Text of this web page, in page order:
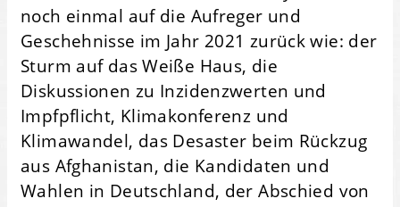
noch einmal auf die Aufreger und
Geschehnisse im Jahr 2021 zurück wie: der
Sturm auf das Weiße Haus, die
Diskussionen zu Inzidenzwerten und
Impfpflicht, Klimakonferenz und
Klimawandel, das Desaster beim Rückzug
aus Afghanistan, die Kandidaten und
Wahlen in Deutschland, der Abschied von